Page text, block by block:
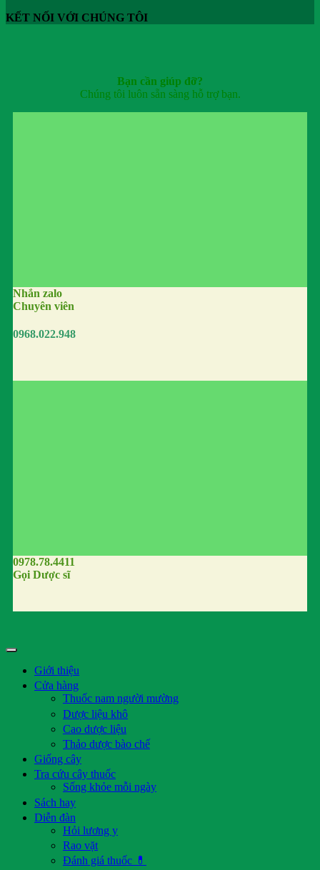
KẾT NỐI VỚI CHÚNG TÔI
Bạn cần giúp đỡ?
Chúng tôi luôn sẵn sàng hỗ trợ bạn.
Nhắn zalo
Chuyên viên
0968.022.948
0978.78.4411
Gọi Dược sĩ
Giới thiệu
Cửa hàng
Thuốc nam người mường
Dược liệu khô
Cao dược liệu
Thảo dược bào chế
Giống cây
Tra cứu cây thuốc
Sống khỏe mỗi ngày
Sách hay
Diễn đàn
Hỏi lương y
Rao vặt
Đánh giá thuốc 💊